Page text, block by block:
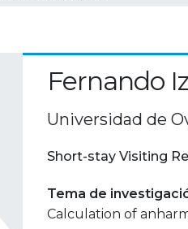
Fernando
Universidad de
Short-stay Visiting
Tema de
Calculation of